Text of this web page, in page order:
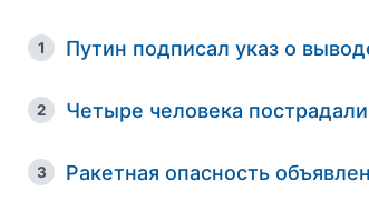
1 Путин подписал указ о
2 Четыре человека
3 Ракетная опасность